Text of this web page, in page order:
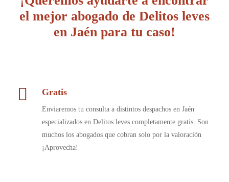
el mejor abogado de Delitos leves
en Jaén para tu caso!
Gratis
Enviaremos tu consulta a distintos despachos en Jaén
especializados en Delitos leves completamente gratis. Son
muchos los abogados que cobran solo por la valoración
¡Aprovecha!